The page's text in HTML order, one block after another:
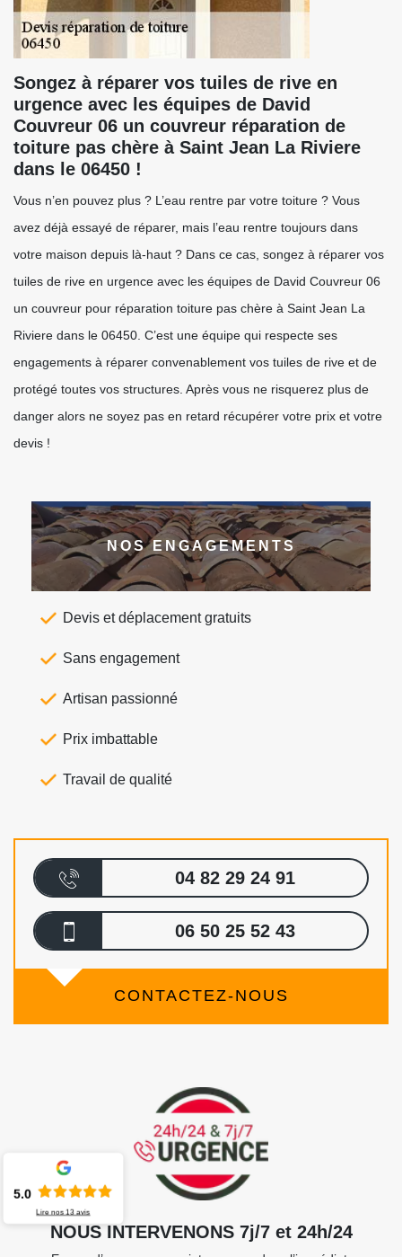
Songez à réparer vos tuiles de rive en
urgence avec les équipes de David
Couvreur 06 un couvreur réparation de
toiture pas chère à Saint Jean La Riviere
dans le 06450 !
Vous n’en pouvez plus ? L’eau rentre par votre toiture ? Vous
avez déjà essayé de réparer, mais l’eau rentre toujours dans
votre maison depuis là-haut ? Dans ce cas, songez à réparer vos
tuiles de rive en urgence avec les équipes de David Couvreur 06
un couvreur pour réparation toiture pas chère à Saint Jean La
Riviere dans le 06450. C’est une équipe qui respecte ses
engagements à réparer convenablement vos tuiles de rive et de
protégé toutes vos structures. Après vous ne risquerez plus de
danger alors ne soyez pas en retard récupérer votre prix et votre
devis !
NOS ENGAGEMENTS
Devis et déplacement gratuits
Sans engagement
Artisan passionné
Prix imbattable
Travail de qualité
04 82 29 24 91
06 50 25 52 43
CONTACTEZ-NOUS
NOUS INTERVENONS 7j/7 et 24h/24
5.0
Lire nos13 avis